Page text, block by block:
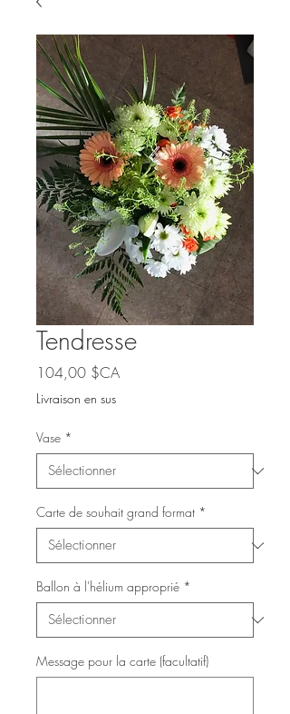
Tendresse
104,00 $CAPrix
Livraison en sus
Vase *
Carte de souhait grand format *
Ballon à l'hélium approprié *
Message pour la carte (facultatif)